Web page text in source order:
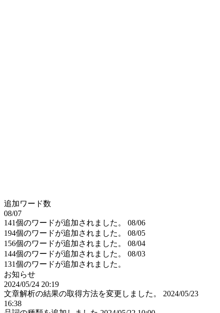
追加ワード数
08/07
141個のワードが追加されました。
08/06
194個のワードが追加されました。
08/05
156個のワードが追加されました。
08/04
144個のワードが追加されました。
08/03
131個のワードが追加されました。
お知らせ
2024/05/24 20:19
文章解析の結果の取得方法を変更しました。
2024/05/23
16:38